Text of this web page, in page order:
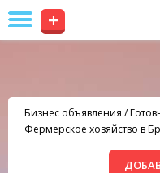
+
Бизнес объявления /
Фермерское хозяйство в